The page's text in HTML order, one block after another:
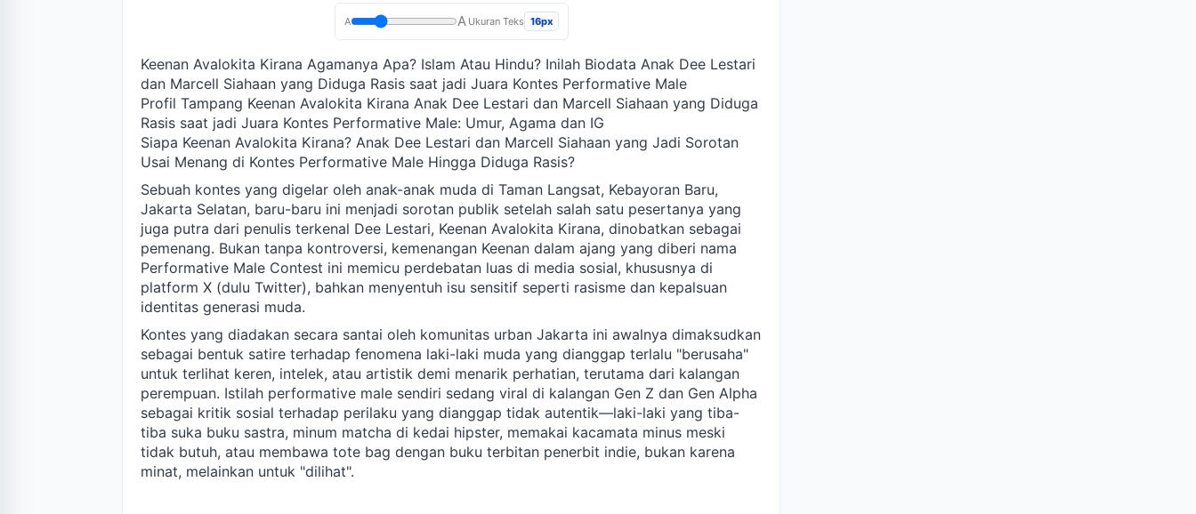
A A Ukuran Teks 16px
Keenan Avalokita Kirana Agamanya Apa? Islam Atau Hindu? Inilah Biodata Anak Dee Lestari
dan Marcell Siahaan yang Diduga Rasis saat jadi Juara Kontes Performative Male
Profil Tampang Keenan Avalokita Kirana Anak Dee Lestari dan Marcell Siahaan yang Diduga
Rasis saat jadi Juara Kontes Performative Male: Umur, Agama dan IG
Siapa Keenan Avalokita Kirana? Anak Dee Lestari dan Marcell Siahaan yang Jadi Sorotan
Usai Menang di Kontes Performative Male Hingga Diduga Rasis?
Sebuah kontes yang digelar oleh anak-anak muda di Taman Langsat, Kebayoran Baru,
Jakarta Selatan, baru-baru ini menjadi sorotan publik setelah salah satu pesertanya yang
juga putra dari penulis terkenal Dee Lestari, Keenan Avalokita Kirana, dinobatkan sebagai
pemenang. Bukan tanpa kontroversi, kemenangan Keenan dalam ajang yang diberi nama
Performative Male Contest ini memicu perdebatan luas di media sosial, khususnya di
platform X (dulu Twitter), bahkan menyentuh isu sensitif seperti rasisme dan kepalsuan
identitas generasi muda.
Kontes yang diadakan secara santai oleh komunitas urban Jakarta ini awalnya dimaksudkan
sebagai bentuk satire terhadap fenomena laki-laki muda yang dianggap terlalu "berusaha"
untuk terlihat keren, intelek, atau artistik demi menarik perhatian, terutama dari kalangan
perempuan. Istilah performative male sendiri sedang viral di kalangan Gen Z dan Gen Alpha
sebagai kritik sosial terhadap perilaku yang dianggap tidak autentik—laki-laki yang tiba-
tiba suka buku sastra, minum matcha di kedai hipster, memakai kacamata minus meski
tidak butuh, atau membawa tote bag dengan buku terbitan penerbit indie, bukan karena
minat, melainkan untuk "dilihat".